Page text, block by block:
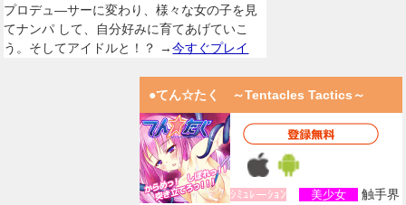
プロデュ―サーに変わり、様々な女の子を見
てナンパ して、自分好みに育てあげていこ
う。そしてアイドルと！？ →今すぐプレイ
●てん☆たく ～Tentacles Tactics～
ｼﾐｭﾚーｼｮﾝ 美少女
触手界